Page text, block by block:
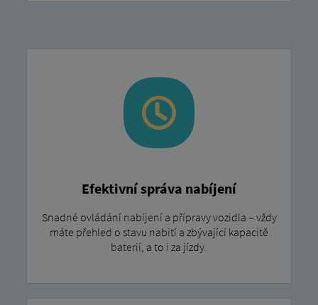
Efektivní správa nabíjení
Snadné ovládání nabíjení a přípravy vozidla – vždy
máte přehled o stavu nabití a zbývající kapacitě
baterií, a to i za jízdy.